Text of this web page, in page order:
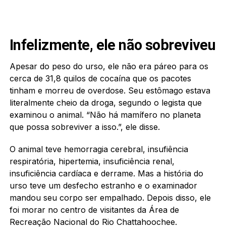
Infelizmente, ele não sobreviveu
Apesar do peso do urso, ele não era páreo para os
cerca de 31,8 quilos de cocaína que os pacotes
tinham e morreu de overdose. Seu estômago estava
literalmente cheio da droga, segundo o legista que
examinou o animal. “Não há mamífero no planeta
que possa sobreviver a isso.”, ele disse.
O animal teve hemorragia cerebral, insufiência
respiratória, hipertemia, insuficiência renal,
insuficiência cardíaca e derrame. Mas a história do
urso teve um desfecho estranho e o examinador
mandou seu corpo ser empalhado. Depois disso, ele
foi morar no centro de visitantes da Área de
Recreação Nacional do Rio Chattahoochee.